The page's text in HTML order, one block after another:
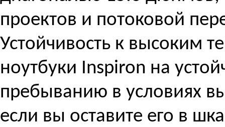
проектов и потоковой
Устойчивость к высоким
ноутбуки Inspiron на
пребыванию в условиях
если вы оставите его в